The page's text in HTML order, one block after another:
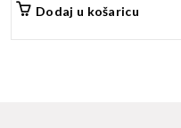
Dodaj u košaricu